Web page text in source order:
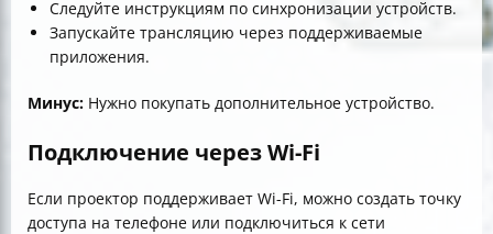
Следуйте инструкциям по синхронизации устройств.
Запускайте трансляцию через поддерживаемые
приложения.
Минус: Нужно покупать дополнительное устройство.
Подключение через Wi-Fi
Если проектор поддерживает Wi-Fi, можно создать точку
доступа на телефоне или подключиться к сети